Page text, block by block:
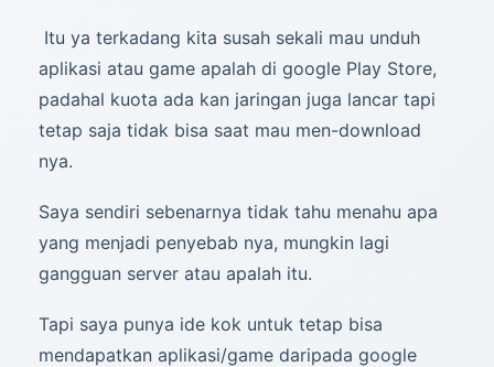
Itu ya terkadang kita susah sekali mau unduh
aplikasi atau game apalah di google Play Store,
padahal kuota ada kan jaringan juga lancar tapi
tetap saja tidak bisa saat mau men-download
nya.
Saya sendiri sebenarnya tidak tahu menahu apa
yang menjadi penyebab nya, mungkin lagi
gangguan server atau apalah itu.
Tapi saya punya ide kok untuk tetap bisa
mendapatkan aplikasi/game daripada google